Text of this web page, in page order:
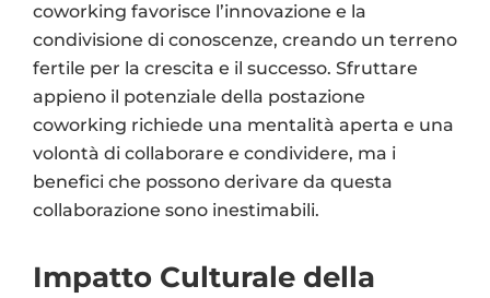
coworking favorisce l’innovazione e la
condivisione di conoscenze, creando un terreno
fertile per la crescita e il successo. Sfruttare
appieno il potenziale della postazione
coworking richiede una mentalità aperta e una
volontà di collaborare e condividere, ma i
benefici che possono derivare da questa
collaborazione sono inestimabili.
Impatto Culturale della